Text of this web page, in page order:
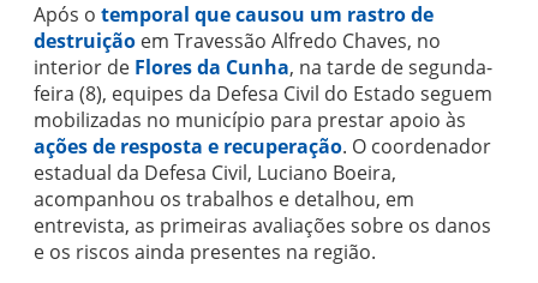
Após o temporal que causou um rastro de
destruição em Travessão Alfredo Chaves, no
interior de Flores da Cunha, na tarde de segunda-
feira (8), equipes da Defesa Civil do Estado seguem
mobilizadas no município para prestar apoio às
ações de resposta e recuperação. O coordenador
estadual da Defesa Civil, Luciano Boeira,
acompanhou os trabalhos e detalhou, em
entrevista, as primeiras avaliações sobre os danos
e os riscos ainda presentes na região.